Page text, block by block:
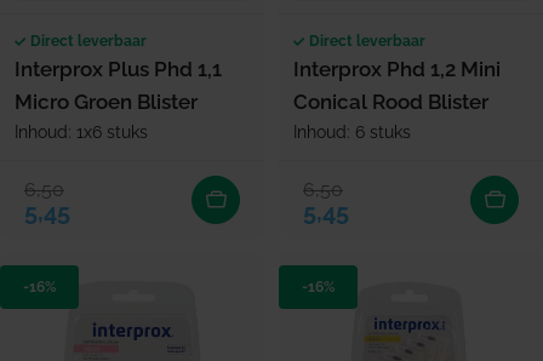
Direct leverbaar
Interprox Plus Phd 1,1
Micro Groen Blister
Inhoud: 1x6 stuks
Verkoopprijs
5,45
Normale prijs
6,50
Direct leverbaar
Interprox Phd 1,2 Mini
Conical Rood Blister
Inhoud: 6 stuks
Verkoopprijs
5,45
Normale prijs
6,50
-16% -16%